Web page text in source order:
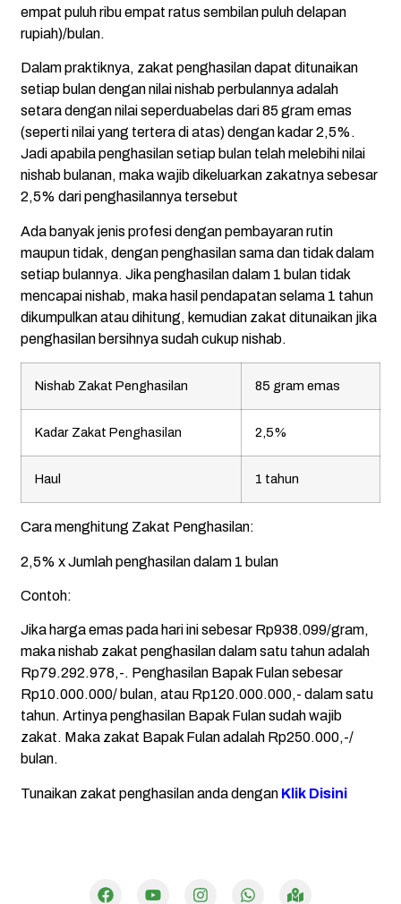
empat puluh ribu empat ratus sembilan puluh delapan
rupiah)/bulan.
Dalam praktiknya, zakat penghasilan dapat ditunaikan
setiap bulan dengan nilai nishab perbulannya adalah
setara dengan nilai seperduabelas dari 85 gram emas
(seperti nilai yang tertera di atas) dengan kadar 2,5%.
Jadi apabila penghasilan setiap bulan telah melebihi nilai
nishab bulanan, maka wajib dikeluarkan zakatnya sebesar
2,5% dari penghasilannya tersebut
Ada banyak jenis profesi dengan pembayaran rutin
maupun tidak, dengan penghasilan sama dan tidak dalam
setiap bulannya. Jika penghasilan dalam 1 bulan tidak
mencapai nishab, maka hasil pendapatan selama 1 tahun
dikumpulkan atau dihitung, kemudian zakat ditunaikan jika
penghasilan bersihnya sudah cukup nishab.
Nishab Zakat Penghasilan 85 gram emas
Kadar Zakat Penghasilan 2,5%
Haul 1 tahun
Cara menghitung Zakat Penghasilan:
2,5% x Jumlah penghasilan dalam 1 bulan
Contoh:
Jika harga emas pada hari ini sebesar Rp938.099/gram,
maka nishab zakat penghasilan dalam satu tahun adalah
Rp79.292.978,-. Penghasilan Bapak Fulan sebesar
Rp10.000.000/ bulan, atau Rp120.000.000,- dalam satu
tahun. Artinya penghasilan Bapak Fulan sudah wajib
zakat. Maka zakat Bapak Fulan adalah Rp250.000,-/
bulan.
Tunaikan zakat penghasilan anda dengan Klik Disini